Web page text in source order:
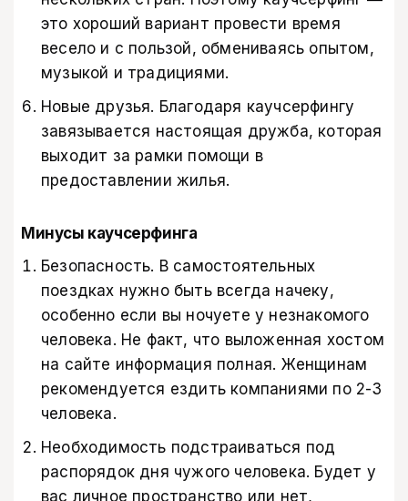
это хороший вариант провести время
весело и с пользой, обмениваясь опытом,
музыкой и традициями.
Новые друзья. Благодаря каучсерфингу
завязывается настоящая дружба, которая
выходит за рамки помощи в
предоставлении жилья.
Минусы каучсерфинга
Безопасность. В самостоятельных
поездках нужно быть всегда начеку,
особенно если вы ночуете у незнакомого
человека. Не факт, что выложенная хостом
на сайте информация полная. Женщинам
рекомендуется ездить компаниями по 2-3
человека.
Необходимость подстраиваться под
распорядок дня чужого человека. Будет у
вас личное пространство или нет,